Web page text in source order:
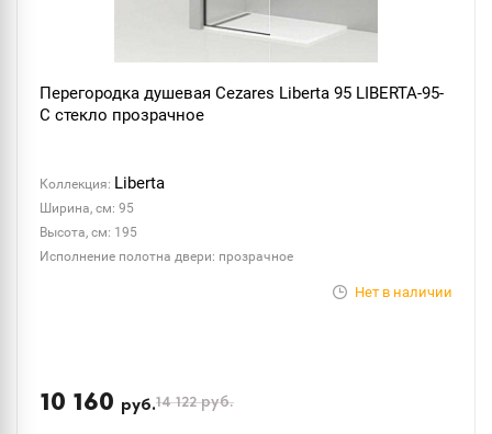
Перегородка душевая Cezares Liberta 95 LIBERTA-95-
C стекло прозрачное
Коллекция: Liberta
Ширина, см: 95
Высота, см: 195
Исполнение полотна двери: прозрачное
Нет в наличии
10 160 руб.14 122руб.